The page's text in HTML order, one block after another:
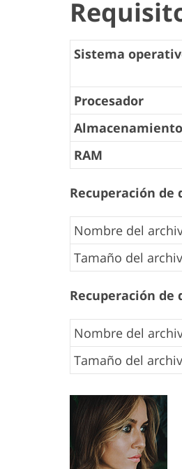
Sistema
Procesador
Almacenamiento
RAM
Recuperación de
Nombre del
Tamaño del
Recuperación de
Nombre del
Tamaño del